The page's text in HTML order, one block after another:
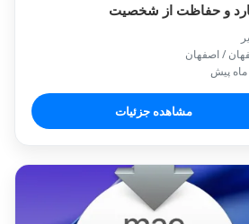
و حفاظت از شخصیت
/ اصفهان
پیش
مشاهده جزئیات